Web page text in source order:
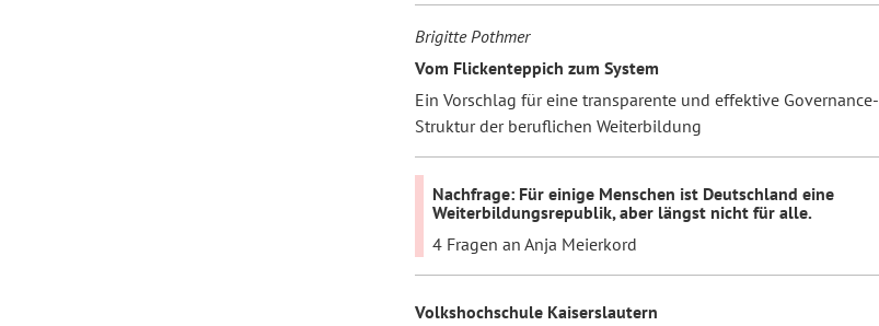
Brigitte Pothmer
Vom Flickenteppich zum System
Ein Vorschlag für eine transparente und effektive Governance-
Struktur der beruflichen Weiterbildung
Nachfrage: Für einige Menschen ist Deutschland eine
Weiterbildungsrepublik, aber längst nicht für alle.
4 Fragen an Anja Meierkord
Volkshochschule Kaiserslautern